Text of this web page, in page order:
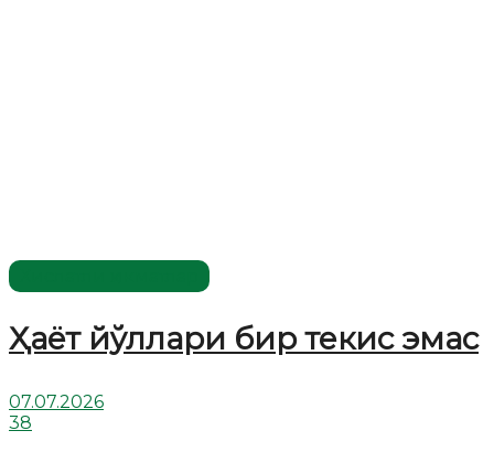
Ҳаёт йўллари бир текис эмас
07.07.2026
38